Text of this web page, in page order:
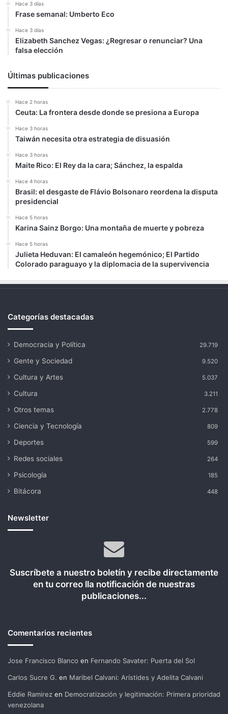
Hace 3 días
Frase semanal: Umberto Eco
Hace 3 días
Elizabeth Sanchez Vegas: ¿Regresar o renunciar? Una
falsa elección
Últimas publicaciones
Hace 2 horas
Ceuta: La frontera desde donde se presiona a Europa
Hace 3 horas
Taiwán necesita otra estrategia de disuasión
Hace 3 horas
Maite Rico: El Rey da la cara; Sánchez, la espalda
Hace 4 horas
Brasil: el desgaste de Flávio Bolsonaro reordena la disputa
presidencial
Hace 5 horas
Karina Sainz Borgo: Una montaña de muerte y pobreza
Hace 5 horas
Julieta Heduvan: El camaleón hegemónico; El Partido
Colorado paraguayo y la diplomacia de la supervivencia
Categorías destacadas
Democracia y Política 29.719
Gente y Sociedad 9.520
Cultura y Artes 5.037
Cultura 3.211
Otros temas 2.778
Ciencia y Tecnología 809
Deportes 599
Redes sociales 264
Psicología 185
Bitácora 448
Newsletter
Suscríbete a nuestro boletín y recibe directamente
en tu correo lla notificación de nuestras
publicaciones...
Comentarios recientes
Jose Francisco Blanco en Fernando Savater: Puerta del Sol
Carlos Sucre G. en Maribel Calvani: Arístides y Adelita Calvani
Eddie Ramirez en Democratización y legitimación: Primera prioridad
venezolana